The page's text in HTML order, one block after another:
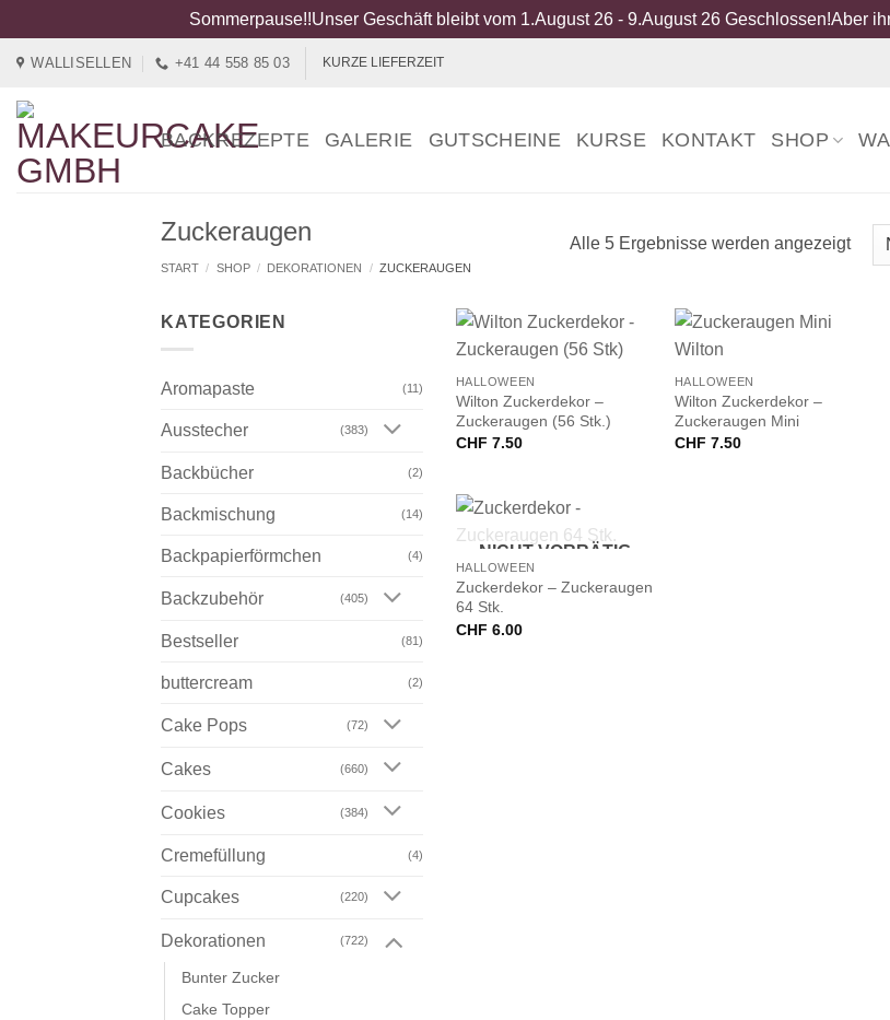
Sommerpause!!Unser Geschäft bleibt vom 1.August 26 - 9.August 26 Geschlossen!Aber
springen
WALLISELLEN +41 44 558 85 03 KURZE LIEFERZEIT
BACKREZEPTE GALERIE GUTSCHEINE KURSE KONTAKT SHOP
Zuckeraugen
START / SHOP / DEKORATIONEN / ZUCKERAUGEN
Alle 5 Ergebnisse werden angezeigtNach
KATEGORIEN
Aromapaste (11)
Ausstecher (383)
Backbücher (2)
Backmischung (14)
Backpapierförmchen (4)
Backzubehör (405)
Bestseller (81)
buttercream (2)
Cake Pops (72)
Cakes (660)
Cookies (384)
Cremefüllung (4)
Cupcakes (220)
Dekorationen (722)
Bunter Zucker
Cake Topper
+
HALLOWEEN
Wilton Zuckerdekor –
Zuckeraugen (56 Stk.)
CHF 7.50
+
HALLOWEEN
Wilton Zuckerdekor –
Zuckeraugen Mini
CHF 7.50
+
NICHT VORRÄTIG
HALLOWEEN
Zuckerdekor – Zuckeraugen
64 Stk.
CHF 6.00